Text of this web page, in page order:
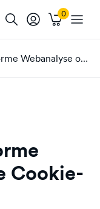
Rechtskonforme Webanalyse ohne Cookie-Banner
Cookie-